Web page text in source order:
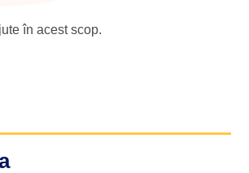
în acest scop.